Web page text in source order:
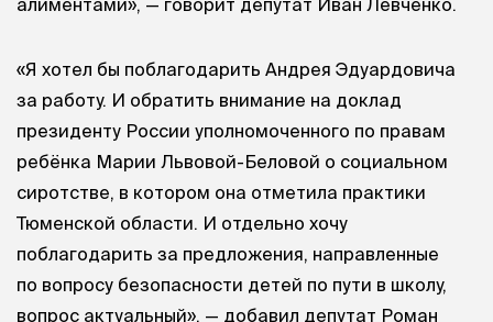
алиментами», — говорит депутат Иван Левченко.
«Я хотел бы поблагодарить Андрея Эдуардовича
за работу. И обратить внимание на доклад
президенту России уполномоченного по правам
ребёнка Марии Львовой-Беловой о социальном
сиротстве, в котором она отметила практики
Тюменской области. И отдельно хочу
поблагодарить за предложения, направленные
по вопросу безопасности детей по пути в школу,
вопрос актуальный», — добавил депутат Роман